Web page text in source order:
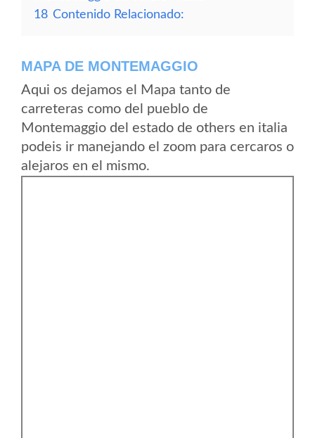
18 Contenido Relacionado:
MAPA DE MONTEMAGGIO
Aqui os dejamos el Mapa tanto de
carreteras como del pueblo de
Montemaggio del estado de others en italia
podeis ir manejando el zoom para cercaros o
alejaros en el mismo.